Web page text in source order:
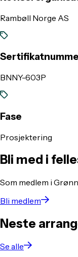
Rambøll Norge AS
BNNY-603P
Fase
Prosjektering
Bli med i
Som medlem i
Bli medlem
Neste
Se alle